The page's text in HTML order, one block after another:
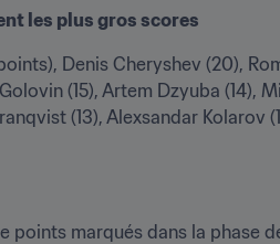
les plus gros scores
Denis Cheryshev (20),
(15), Artem Dzyuba (14),
(13), Alexsandar Kolarov
points marqués dans la phase